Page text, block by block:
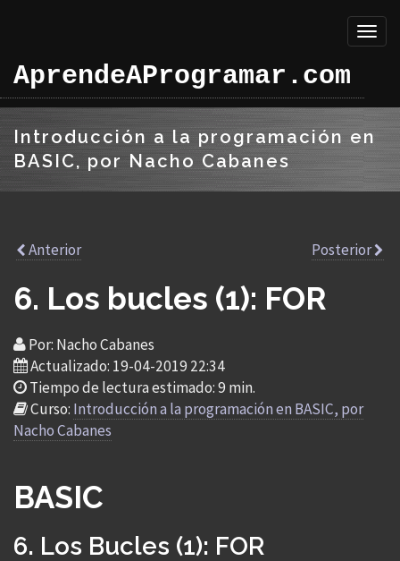
AprendeAProgramar.com
Introducción a la programación en
BASIC, por Nacho Cabanes
Anterior Posterior
6. Los bucles (1): FOR
Por: Nacho Cabanes
Actualizado: 19-04-2019 22:34
Tiempo de lectura estimado: 9 min.
Curso: Introducción a la programación en BASIC, por
Nacho Cabanes
BASIC
6. Los Bucles (1): FOR